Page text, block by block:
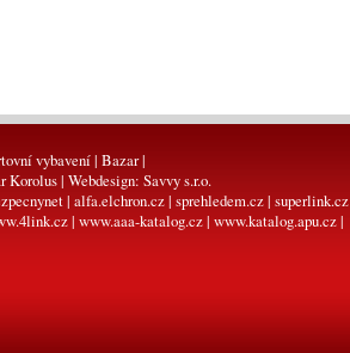
vybavení | Bazar |
Korolus| Webdesign: Savvy s.r.o.
| alfa.elchron.cz| sprehledem.cz| superlink.cz
| www.aaa-katalog.cz| www.katalog.apu.cz|